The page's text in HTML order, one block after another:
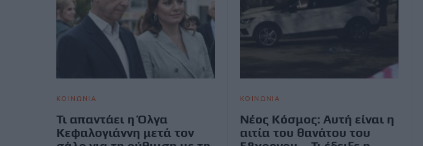
ΚΟΙΝΩΝΙΑ
Τι απαντάει η Όλγα
Κεφαλογιάννη μετά τον
ΚΟΙΝΩΝΙΑ
Νέος Κόσμος: Αυτή είναι η
αιτία του θανάτου του